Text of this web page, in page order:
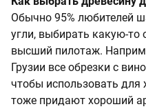
Обычно 95% любителей
угли, выбирать какую-то
высший пилотаж.
Грузии все обрезки с
чтобы использовать
тоже придают хороший